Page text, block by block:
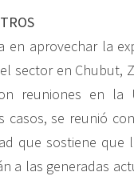
en aprovechar la
sector en Chubut,
reuniones en
casos, se reunió
que sostiene que
a las generadas